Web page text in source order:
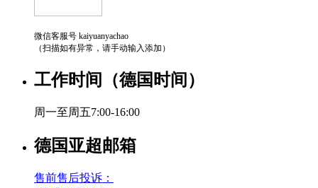
微信客服号 kaiyuanyachao
（扫描如有异常，请手动输入添加）
工作时间（德国时间）
周一至周五7:00-16:00
德国亚超邮箱
售前售后投诉：